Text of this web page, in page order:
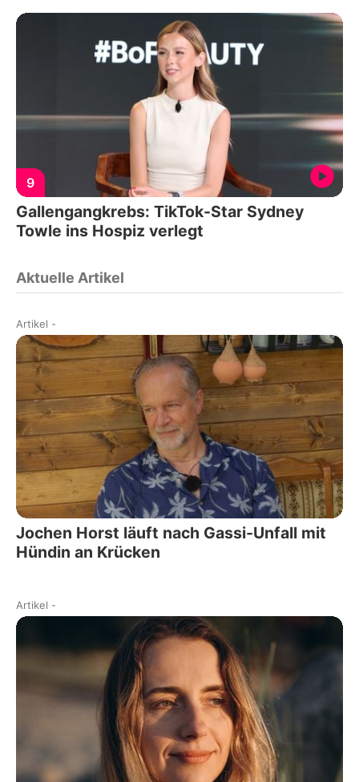
9
Gallengangkrebs: TikTok-Star Sydney
Towle ins Hospiz verlegt
Aktuelle Artikel
Artikel -
Jochen Horst läuft nach Gassi-Unfall mit
Hündin an Krücken
Artikel -